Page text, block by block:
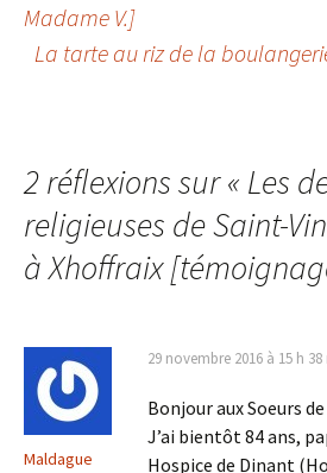
des
Madame V.]
La tarte au riz de la
2 réflexions sur « Les
religieuses de Saint-
à Xhoffraix
Maldague
29 novembre 2016 à 15 h
Bonjour aux Soeurs
J’ai bientôt 84 ans,
Hospice de Dinant